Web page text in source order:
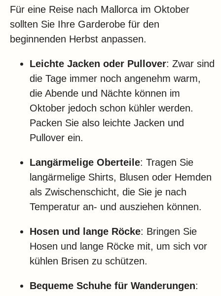
Für eine Reise nach Mallorca im Oktober
sollten Sie Ihre Garderobe für den
beginnenden Herbst anpassen.
Leichte Jacken oder Pullover: Zwar sind
die Tage immer noch angenehm warm,
die Abende und Nächte können im
Oktober jedoch schon kühler werden.
Packen Sie also leichte Jacken und
Pullover ein.
Langärmelige Oberteile: Tragen Sie
langärmelige Shirts, Blusen oder Hemden
als Zwischenschicht, die Sie je nach
Temperatur an- und ausziehen können.
Hosen und lange Röcke: Bringen Sie
Hosen und lange Röcke mit, um sich vor
kühlen Brisen zu schützen.
Bequeme Schuhe für Wanderungen: